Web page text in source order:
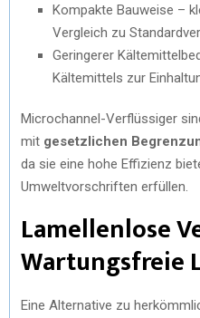
Kompakte Bauweise –
Vergleich zu
Geringerer
Kältemittels zur
Microchannel-Verflüssiger
mit gesetzlichen
da sie eine hohe Effizienz
Umweltvorschriften erfüllen.
Lamellenlose
Wartungsfreie
Eine Alternative zu